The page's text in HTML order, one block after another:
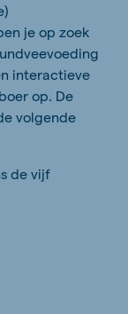
je op zoek
interactieve
op. De
volgende
de vijf